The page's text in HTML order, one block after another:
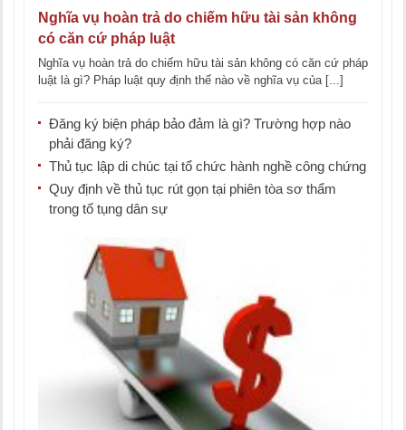
Nghĩa vụ hoàn trả do chiếm hữu tài sản không
có căn cứ pháp luật
Nghĩa vụ hoàn trả do chiếm hữu tài sản không có căn cứ pháp
luật là gì? Pháp luật quy định thế nào về nghĩa vụ của [...]
Đăng ký biện pháp bảo đảm là gì? Trường hợp nào
phải đăng ký?
Thủ tục lập di chúc tại tổ chức hành nghề công chứng
Quy định về thủ tục rút gọn tại phiên tòa sơ thẩm
trong tố tụng dân sự